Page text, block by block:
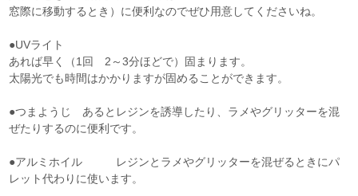
窓際に移動するとき）に便利なのでぜひ用意してくださいね。
●UVライト
あれば早く（1回 2～3分ほどで）固まります。
太陽光でも時間はかかりますが固めることができます。
●つまようじ あるとレジンを誘導したり、ラメやグリッターを混
ぜたりするのに便利です。
●アルミホイル レジンとラメやグリッターを混ぜるときにパ
レット代わりに使います。